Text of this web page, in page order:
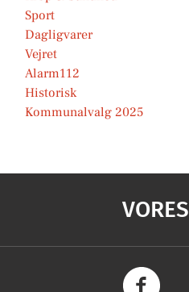
Sport
Dagligvarer
Vejret
Alarm112
Historisk
Kommunalvalg 2025
VORES